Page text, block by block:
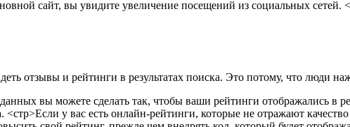
сайт, вы увидите увеличение посещений из социальных сетей.
отзывы и рейтинги в результатах поиска. Это потому, что люди
вы можете сделать так, чтобы ваши рейтинги отображались в
<стр>Если у вас есть онлайн-рейтинги, которые не отражают